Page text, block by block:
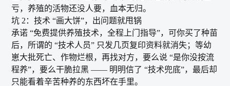
亏，养殖的活物还没人要，血本无归。​
坑 2：技术 “画大饼”，出问题就甩锅​
承诺 “免费提供养殖技术，全程上门指导”，可你买了种苗
后，所谓的 “技术人员” 只发几页复印资料就消失；等幼
崽大批死亡、作物烂根，再找对方，要么说 “是你没按流
程养”，要么干脆拉黑 —— 明明信了 “技术兜底”，最后却
只能看着辛苦种养的东西坏在手里。​